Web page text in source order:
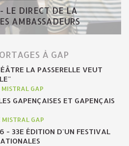
LE DIRECT DE LA
AMBASSADEURS
À GAP
LA PASSERELLE VEUT
MISTRAL GAP
GAPENÇAISES ET GAPENÇAIS
MISTRAL GAP
- 33E ÉDITION D'UN FESTIVAL